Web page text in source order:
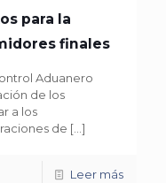
para la
finales
Aduanero
de los
a los
de […]
Leer más